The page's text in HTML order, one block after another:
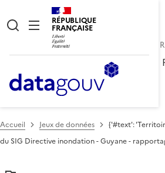
RÉPUBLIQUE
FRANÇAISE
Accueil Jeux de données
{'#text':
du SIG Directive inondation - Guyane -